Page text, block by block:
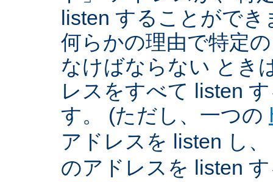
listen することがで
何らかの理由で特定
なけばならない とき
レスをすべて listen
す。 (ただし、一つの
アドレスを listen し
のアドレスを listen